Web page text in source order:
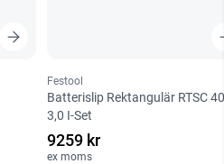
Festool
Batterislip Rektangulär RTSC
3,0 I-Set
9259 kr
ex moms